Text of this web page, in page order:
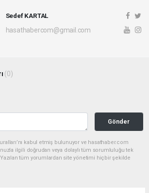
Sedef KARTAL
hasathabercom@gmail.com
(0)
Gönder
kabul etmiş bulunuyor ve hasathaber.com
ilgili doğrudan veya dolaylı tüm sorumluluğu tek
tüm yorumlardan site yönetimi hiçbir şekilde